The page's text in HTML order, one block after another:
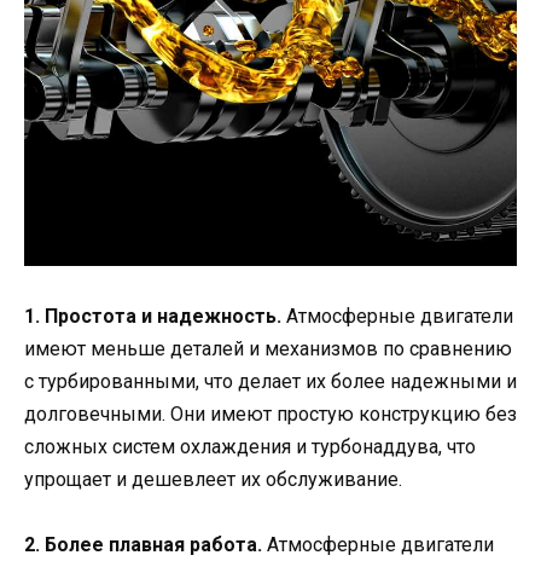
1. Простота и надежность. Атмосферные двигатели
имеют меньше деталей и механизмов по сравнению
с турбированными, что делает их более надежными и
долговечными. Они имеют простую конструкцию без
сложных систем охлаждения и турбонаддува, что
упрощает и дешевлеет их обслуживание.
2. Более плавная работа. Атмосферные двигатели